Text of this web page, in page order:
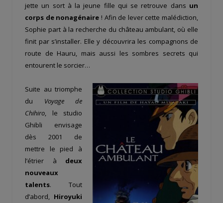
jette un sort à la jeune fille qui se retrouve dans un
corps de nonagénaire ! Afin de lever cette malédiction,
Sophie part à la recherche du château ambulant, où elle
finit par s’installer. Elle y découvrira les compagnons de
route de Hauru, mais aussi les sombres secrets qui
entourent le sorcier…
Suite au triomphe
du Voyage de
Chihiro, le studio
Ghibli envisage
dès 2001 de
mettre le pied à
l’étrier à deux
nouveaux
talents. Tout
d’abord, Hiroyuki